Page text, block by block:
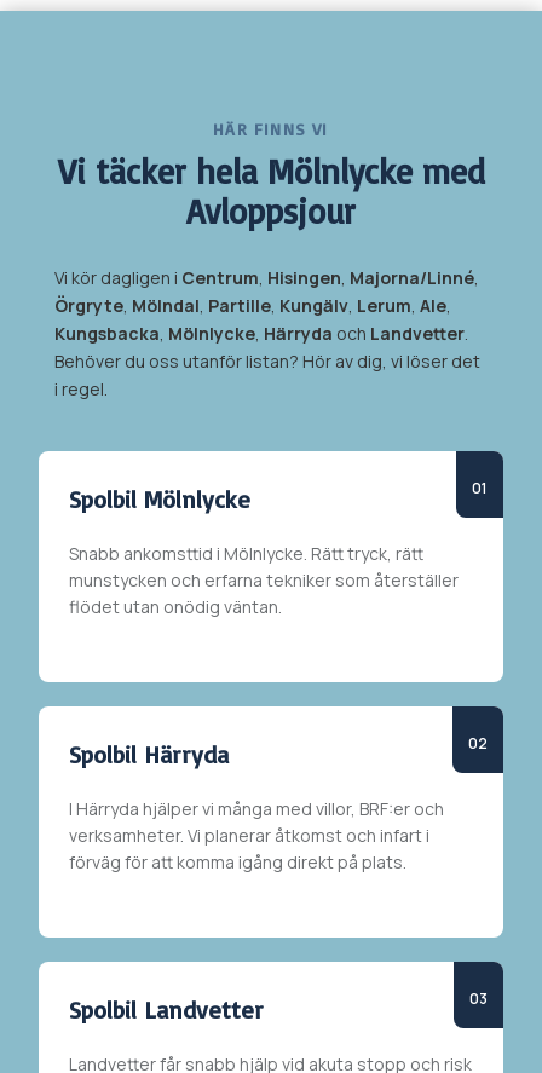
HÄR FINNS VI
Vi täcker hela Mölnlycke med
Avloppsjour
Vi kör dagligen i Centrum, Hisingen, Majorna/Linné,
Örgryte, Mölndal, Partille, Kungälv, Lerum, Ale,
Kungsbacka, Mölnlycke, Härryda och Landvetter.
Behöver du oss utanför listan? Hör av dig, vi löser det
i regel.
Spolbil Mölnlycke
Snabb ankomsttid i Mölnlycke. Rätt tryck, rätt
munstycken och erfarna tekniker som återställer
flödet utan onödig väntan.
Spolbil Härryda
I Härryda hjälper vi många med villor, BRF:er och
verksamheter. Vi planerar åtkomst och infart i
förväg för att komma igång direkt på plats.
Spolbil Landvetter
Landvetter får snabb hjälp vid akuta stopp och risk